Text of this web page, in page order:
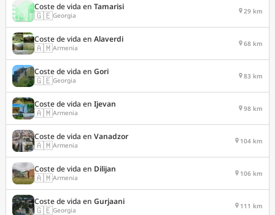
Coste de vida en Tamarisi
🇬🇪Georgia 29 km
Coste de vida en Alaverdi
🇦🇲Armenia 68 km
Coste de vida en Gori
🇬🇪Georgia 83 km
Coste de vida en Ijevan
🇦🇲Armenia 98 km
Coste de vida en Vanadzor
🇦🇲Armenia 104 km
Coste de vida en Dilijan
🇦🇲Armenia 106 km
Coste de vida en Gurjaani
🇬🇪Georgia 111 km